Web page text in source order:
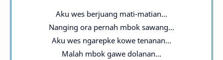
Aku wes berjuang mati-matian...
Nanging ora pernah mbok sawang...
Aku wes ngarepke kowe tenanan...
Malah mbok gawe dolanan...